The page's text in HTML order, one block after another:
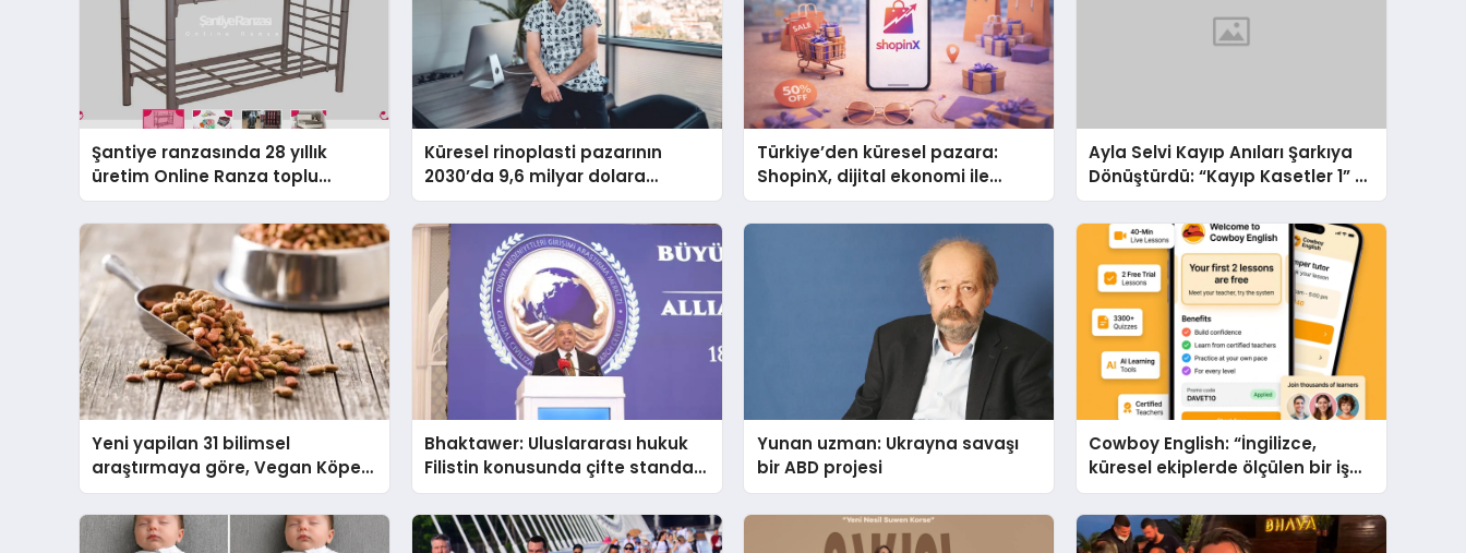
Şantiye ranzasında 28 yıllık
üretim Online Ranza toplu
yaşam alanlarını tek elden
donatıyor
Küresel rinoplasti pazarının
2030’da 9,6 milyar dolara
ulaşması bekleniyor
Türkiye’den küresel pazara:
ShopinX, dijital ekonomi ile
gerçek dünya alışverişini bir
araya getirmeyi hedefliyor
Ayla Selvi Kayıp Anıları Şarkıya
Dönüştürdü: “Kayıp Kasetler 1” 31
Temmuz’da Yayında
Yeni yapilan 31 bilimsel
araştırmaya göre, Vegan Köpek
Maması ve Vegan Kedi
Mamasının İyi Sindirildiğini
Ortaya Koydu
Bhaktawer: Uluslararası hukuk
Filistin konusunda çifte standart
uyguluyor
Yunan uzman: Ukrayna savaşı
bir ABD projesi
Cowboy English: “İngilizce,
küresel ekiplerde ölçülen bir iş
yetkinliğine dönüşüyor”